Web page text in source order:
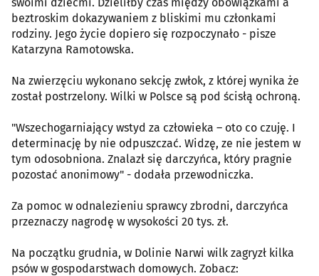
beztroskim dokazywaniem z bliskimi mu członkami
rodziny. Jego życie dopiero się rozpoczynało - pisze
Katarzyna Ramotowska.
Na zwierzęciu wykonano sekcję zwłok, z której wynika że
został postrzelony. Wilki w Polsce są pod ścisłą ochroną.
"Wszechogarniający wstyd za człowieka – oto co czuję. I
determinację by nie odpuszczać. Widzę, ze nie jestem w
tym odosobniona. Znalazł się darczyńca, który pragnie
pozostać anonimowy" - dodała przewodniczka.
Za pomoc w odnalezieniu sprawcy zbrodni, darczyńca
przeznaczy nagrodę w wysokości 20 tys. zł.
Na początku grudnia, w Dolinie Narwi wilk zagryzł kilka
psów w gospodarstwach domowych. Zobacz: